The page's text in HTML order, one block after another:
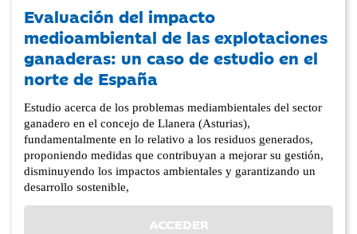
Evaluación del impacto
medioambiental de las explotaciones
ganaderas: un caso de estudio en el
norte de España
Estudio acerca de los problemas mediambientales del sector
ganadero en el concejo de Llanera (Asturias),
fundamentalmente en lo relativo a los residuos generados,
proponiendo medidas que contribuyan a mejorar su gestión,
disminuyendo los impactos ambientales y garantizando un
desarrollo sostenible,
ACCEDER